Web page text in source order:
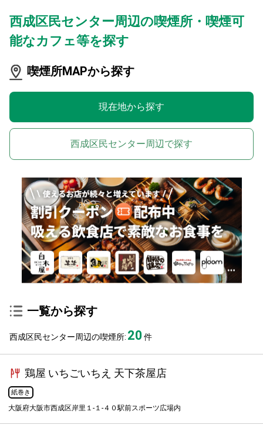
西成区民センター周辺の喫煙所・喫煙可
能なカフェ等を探す
喫煙所MAPから探す
現在地から探す
西成区民センター周辺で探す
一覧から探す
西成区民センター周辺の喫煙所: 20件
鶏屋 いちごいちえ 天下茶屋店
紙巻き
大阪府大阪市西成区岸里１-１-４０駅前スポーツ広場内